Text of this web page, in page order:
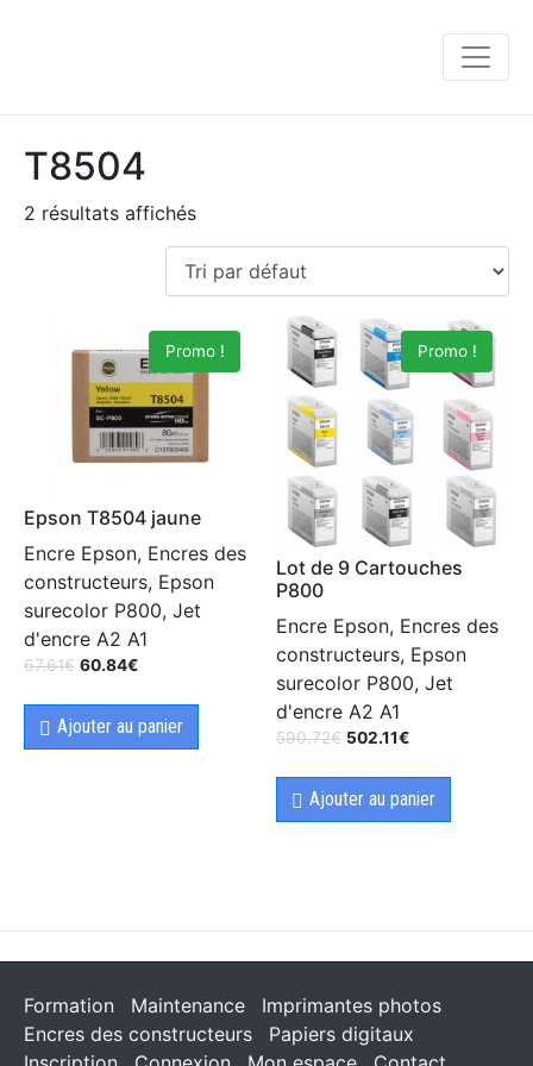
T8504
2 résultats affichés
Promo !
Epson T8504 jaune
Encre Epson, Encres des
constructeurs, Epson
surecolor P800, Jet
d'encre A2 A1
67.61€ 60.84€
Ajouter au panier
Promo !
Lot de 9 Cartouches
P800
Encre Epson, Encres des
constructeurs, Epson
surecolor P800, Jet
d'encre A2 A1
590.72€ 502.11€
Ajouter au panier
Formation Maintenance
Imprimantes photos
Encres des constructeurs
Papiers digitaux